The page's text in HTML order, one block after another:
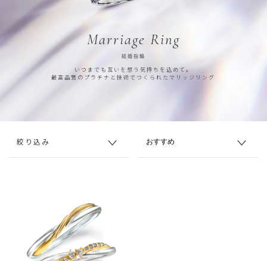
Marriage Ring
結婚指輪
いつまでも互いを想う気持ちを込めて。
最高品質のプラチナと技術でつくられたマリッジリング
絞り込み